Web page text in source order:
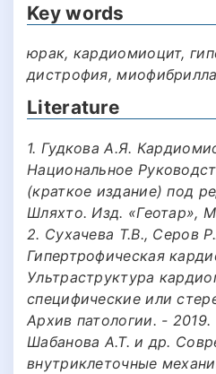
Key words
юрак, кардиомиоцит,
дистрофия,
Literature
1. Гудкова А.Я.
Национальное
(краткое издание) под
Шляхто. Изд. «Геотар»,
2. Сухачева Т.В., Серов
Гипертрофическая
Ультраструктура
специфические или
Архив патологии. -
Шабанова А.Т. и др.
внутриклеточные